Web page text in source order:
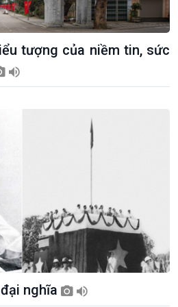
tượng của niềm tin, sức
nghĩa